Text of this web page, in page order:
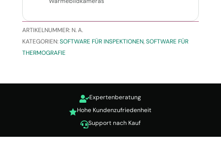
ARTIKELNUMMER: N. A.
KATEGORIEN:SOFTWARE FÜR INSPEKTIONEN,SOFTWARE FÜR
THERMOGRAFIE
Expertenberatung
Hohe Kundenzufriedenheit
Support nach Kauf